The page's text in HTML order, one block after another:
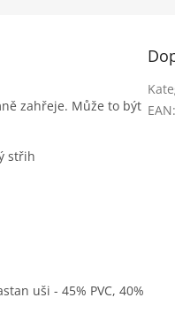
zahřeje. Může to být
střih
uši - 45% PVC, 40%
EAN: